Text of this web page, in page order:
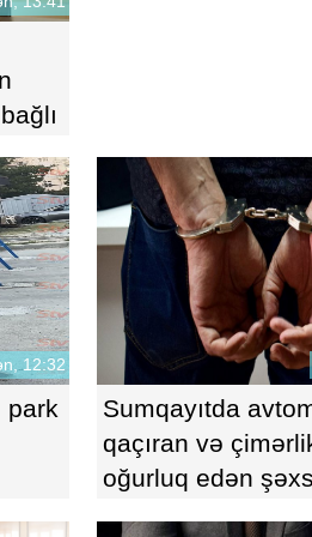
12:32
park
Sumqayıtda
qaçıran və
oğurluq edən